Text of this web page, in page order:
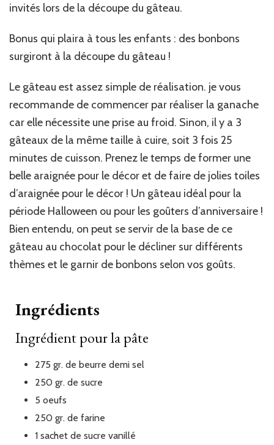
invités lors de la découpe du gâteau.
Bonus qui plaira à tous les enfants : des bonbons
surgiront à la découpe du gâteau !
Le gâteau est assez simple de réalisation. je vous
recommande de commencer par réaliser la ganache
car elle nécessite une prise au froid. Sinon, il y a 3
gâteaux de la même taille à cuire, soit 3 fois 25
minutes de cuisson. Prenez le temps de former une
belle araignée pour le décor et de faire de jolies toiles
d’araignée pour le décor ! Un gâteau idéal pour la
période Halloween ou pour les goûters d’anniversaire !
Bien entendu, on peut se servir de la base de ce
gâteau au chocolat pour le décliner sur différents
thèmes et le garnir de bonbons selon vos goûts.
Ingrédients
Ingrédient pour la pâte
275 gr. de beurre demi sel
250 gr. de sucre
5 oeufs
250 gr. de farine
1 sachet de sucre vanillé